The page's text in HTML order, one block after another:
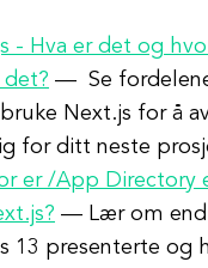
- Hva er det og
det? — Se
Next.js for å
for ditt neste
er /App Directory
— Lær om
13 presenterte og